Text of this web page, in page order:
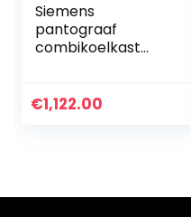
Siemens
pantograaf
combikoelkast
€1,122.00